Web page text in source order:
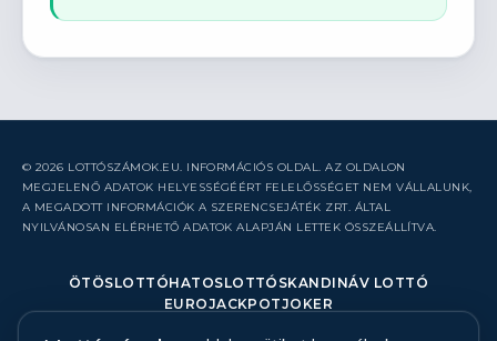
© 2026 LOTTÓSZÁMOK.EU. INFORMÁCIÓS OLDAL. AZ OLDALON
MEGJELENŐ ADATOK HELYESSÉGÉÉRT FELELŐSSÉGET NEM VÁLLALUNK,
A MEGADOTT INFORMÁCIÓK A SZERENCSEJÁTÉK ZRT. ÁLTAL
NYILVÁNOSAN ELÉRHETŐ ADATOK ALAPJÁN LETTEK ÖSSZEÁLLÍTVA.
ÖTÖSLOTTÓHATOSLOTTÓ SKANDINÁV LOTTÓ
EUROJACKPOTJOKER